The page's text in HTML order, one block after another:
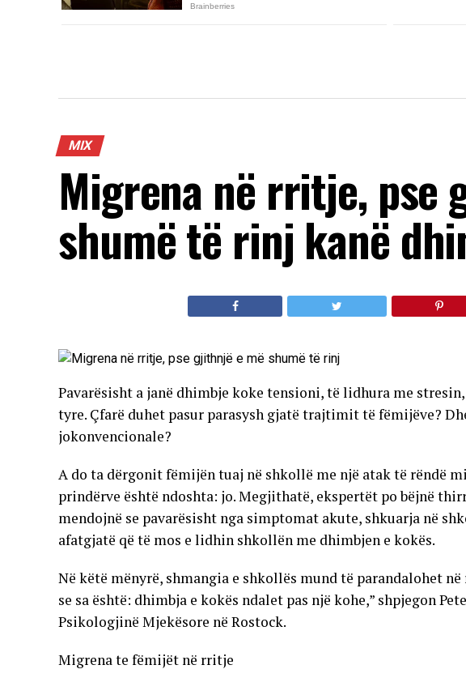
MIX
Migrena në rritje, pse
shumë të rinj kanë
Pavarësisht a janë dhimbje koke tensioni, të lidhura me
tyre. Çfarë duhet pasur parasysh gjatë trajtimit të fëmijëve?
jokonvencionale?
A do ta dërgonit fëmijën tuaj në shkollë me një atak të rëndë
prindërve është ndoshta: jo. Megjithatë, ekspertët po bëjnë
mendojnë se pavarësisht nga simptomat akute, shkuarja në
afatgjatë që të mos e lidhin shkollën me dhimbjen e kokës.
Në këtë mënyrë, shmangia e shkollës mund të parandalohet
se sa është: dhimbja e kokës ndalet pas një kohe,” shpjegon
Psikologjinë Mjekësore në Rostock.
Migrena te fëmijët në rritje